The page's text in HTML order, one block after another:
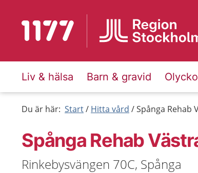
Till startsidan för 1177
Liv & hälsa Barn & gravid
Du är här: Start Hitta vård Spånga Rehab
Spånga Rehab
Rinkebysvängen 70C, Spånga